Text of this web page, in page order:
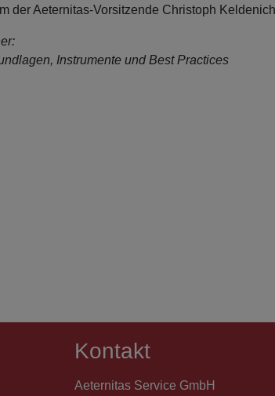
der Aeternitas-Vorsitzende Christoph
Instrumente und Best Practices
Kontakt
Aeternitas Service GmbH